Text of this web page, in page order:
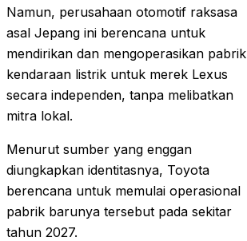
Namun, perusahaan otomotif raksasa
asal Jepang ini berencana untuk
mendirikan dan mengoperasikan pabrik
kendaraan listrik untuk merek Lexus
secara independen, tanpa melibatkan
mitra lokal.
Menurut sumber yang enggan
diungkapkan identitasnya, Toyota
berencana untuk memulai operasional
pabrik barunya tersebut pada sekitar
tahun 2027.